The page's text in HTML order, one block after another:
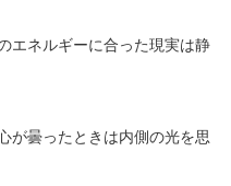
エネルギーに合った現実は静
が曇ったときは内側の光を思